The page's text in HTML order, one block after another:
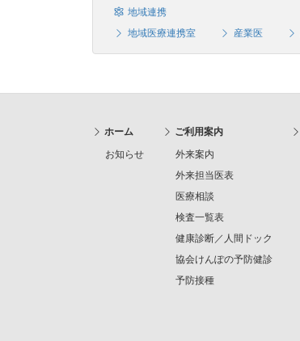
地域連携
地域医療連携室
産業医
ホーム
お知らせ
ご利用案内
外来案内
外来担当医表
医療相談
検査一覧表
健康診断／人間ドック
協会けんぽの予防健診
予防接種